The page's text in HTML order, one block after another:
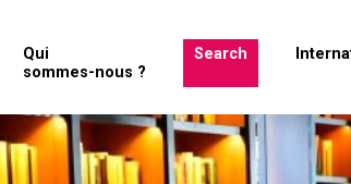
Qui
sommes-nous ?
Search